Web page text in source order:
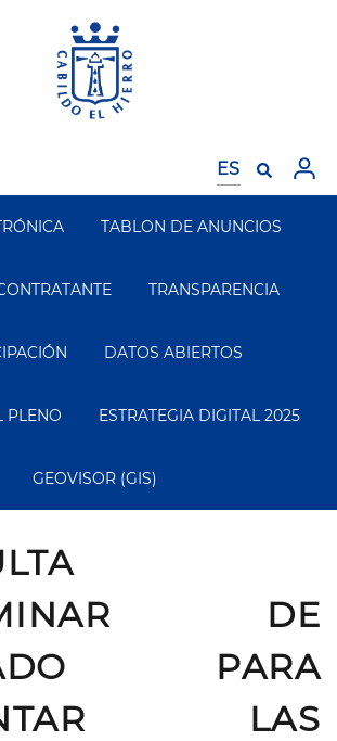
TABLON DE ANUNCIOS
TRANSPARENCIA
DATOS ABIERTOS
PLENO ESTRATEGIA DIGITAL 2025
GEOVISOR (GIS)
DE
PARA
LAS